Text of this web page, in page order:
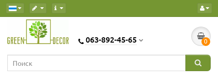
063-892-45-65 0